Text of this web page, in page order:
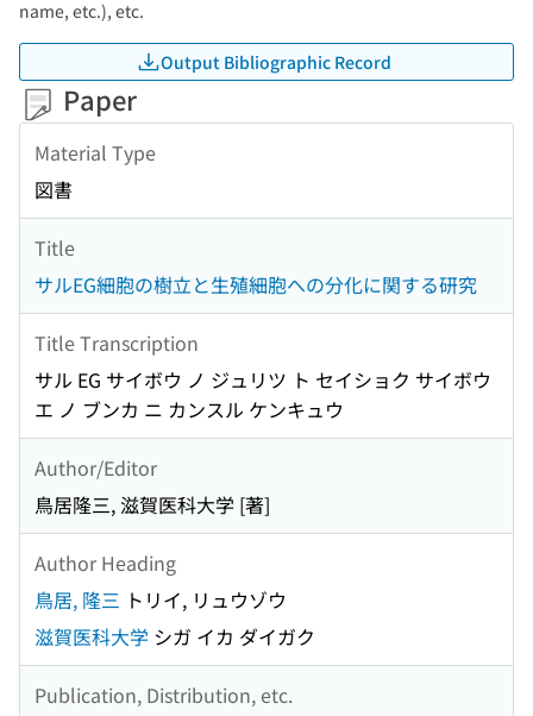
name, etc.), etc.
Output Bibliographic Record
Paper
Material Type
図書
Title
サルEG細胞の樹立と生殖細胞への分化に関する研究
Title Transcription
サル EG サイボウ ノ ジュリツ ト セイショク サイボウ
エ ノ ブンカ ニ カンスル ケンキュウ
Author/Editor
鳥居隆三, 滋賀医科大学 [著]
Author Heading
鳥居, 隆三 トリイ, リュウゾウ
滋賀医科大学 シガ イカ ダイガク
Publication, Distribution, etc.